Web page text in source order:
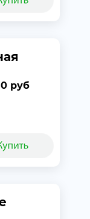
руб